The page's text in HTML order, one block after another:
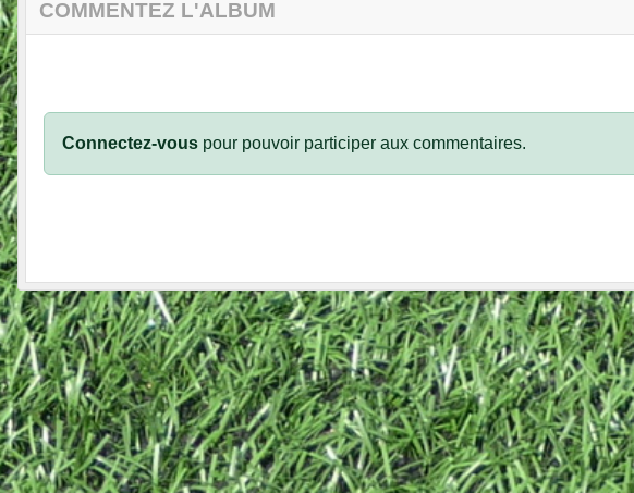
COMMENTEZ L'ALBUM
Connectez-vous pour pouvoir participer aux commentaires.